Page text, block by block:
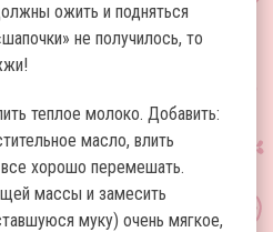
ожить и подняться
не получилось, то
теплое молоко. Добавить:
масло, влить
хорошо перемешать.
массы и замесить
муку) очень мягкое,